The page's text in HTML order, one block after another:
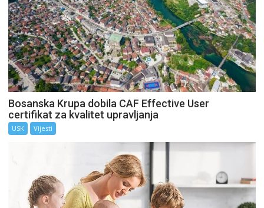
Bosanska Krupa dobila CAF Effective User
certifikat za kvalitet upravljanja
USK Vijesti